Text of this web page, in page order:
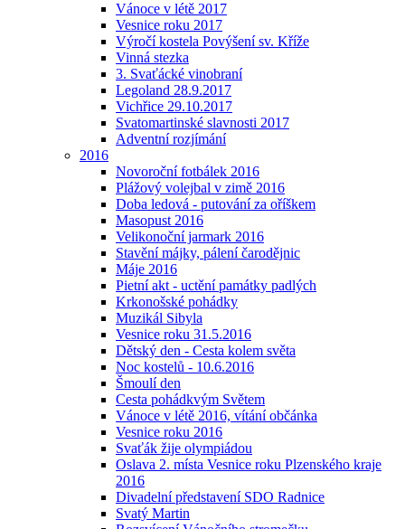
Vánoce v létě 2017
Vesnice roku 2017
Výročí kostela Povýšení sv. Kříže
Vinná stezka
3. Svaťácké vinobraní
Legoland 28.9.2017
Vichřice 29.10.2017
Svatomartinské slavnosti 2017
Adventní rozjímání
2016
Novoroční fotbálek 2016
Plážový volejbal v zimě 2016
Doba ledová - putování za oříškem
Masopust 2016
Velikonoční jarmark 2016
Stavění májky, pálení čarodějnic
Máje 2016
Pietní akt - uctění památky padlých
Krkonošské pohádky
Muzikál Sibyla
Vesnice roku 31.5.2016
Dětský den - Cesta kolem světa
Noc kostelů - 10.6.2016
Šmoulí den
Cesta pohádkvým Světem
Vánoce v létě 2016, vítání občánka
Vesnice roku 2016
Svaťák žije olympiádou
Oslava 2. místa Vesnice roku Plzenského kraje
2016
Divadelní představení SDO Radnice
Svatý Martin